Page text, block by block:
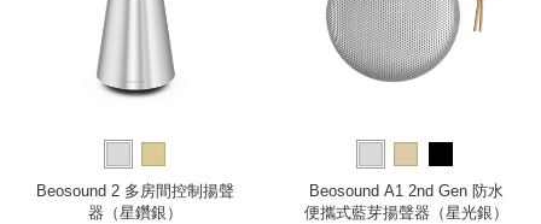
Beosound 2 多房間控制揚聲
器（星鑽銀）
Beosound A1 2nd Gen 防水
便攜式藍芽揚聲器（星光銀）